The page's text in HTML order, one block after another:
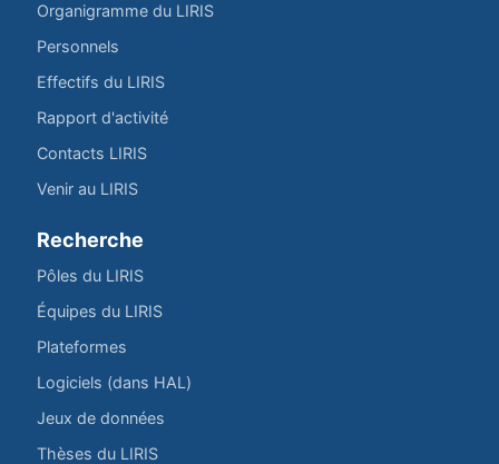
Organigramme du LIRIS
Personnels
Effectifs du LIRIS
Rapport d'activité
Contacts LIRIS
Venir au LIRIS
Recherche
Pôles du LIRIS
Équipes du LIRIS
Plateformes
Logiciels (dans HAL)
Jeux de données
Thèses du LIRIS